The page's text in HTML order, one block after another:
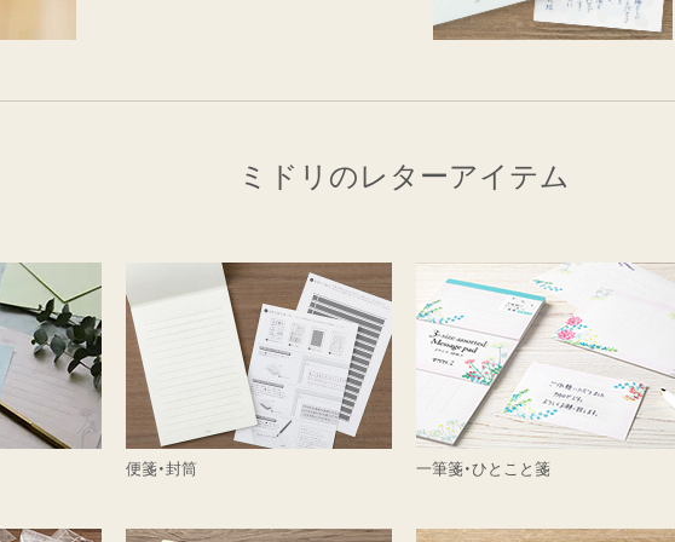
ミドリのレターアイテム
便箋・封筒 一筆箋・ひとこと箋